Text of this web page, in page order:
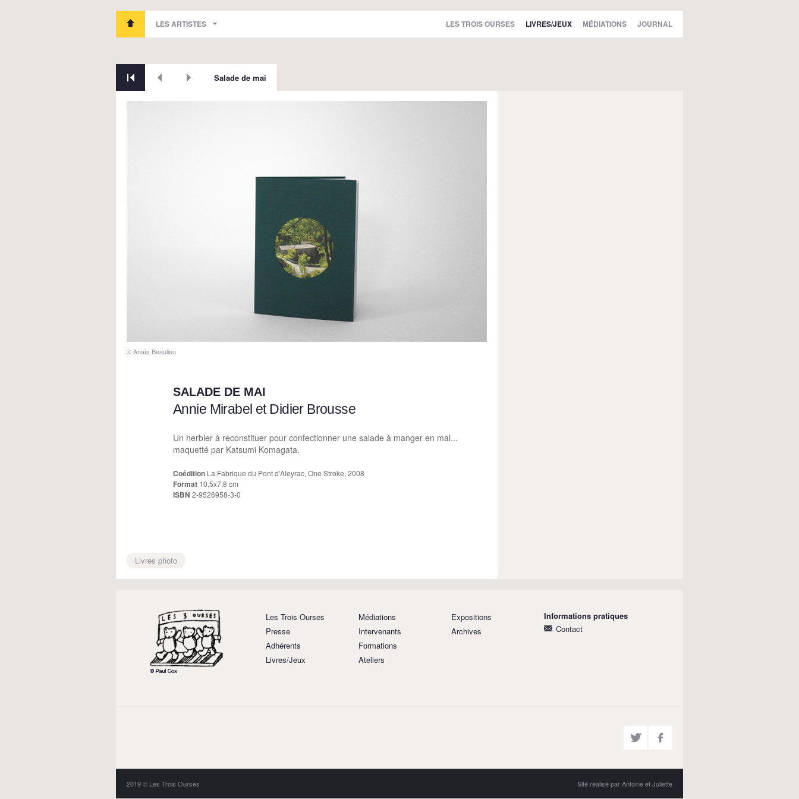
LES ARTISTES LES TROIS OURSES LIVRES/JEUX MÉDIATIONS JOURNAL
Salade de mai
© Anaïs Beaulieu
SALADE DE MAI
Annie Mirabel et Didier Brousse
Un herbier à reconstituer pour confectionner une salade à manger en mai...
maquetté par Katsumi Komagata.
Coédition La Fabrique du Pont d'Aleyrac, One Stroke, 2008
Format 10,5x7,8 cm
ISBN 2-9526958-3-0
Livres photo
Les Trois Ourses
Presse
Adhérents
Livres/Jeux
Médiations
Intervenants
Formations
Ateliers
Expositions
Archives
Informations pratiques
Contact
2019 © Les Trois Ourses Sité réalisé par Antoine et Juliette